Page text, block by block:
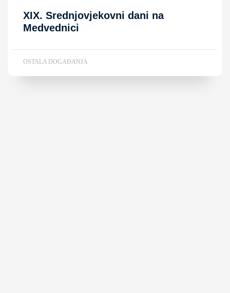
XIX. Srednjovjekovni dani na
Medvednici
OSTALA DOGAĐANJA